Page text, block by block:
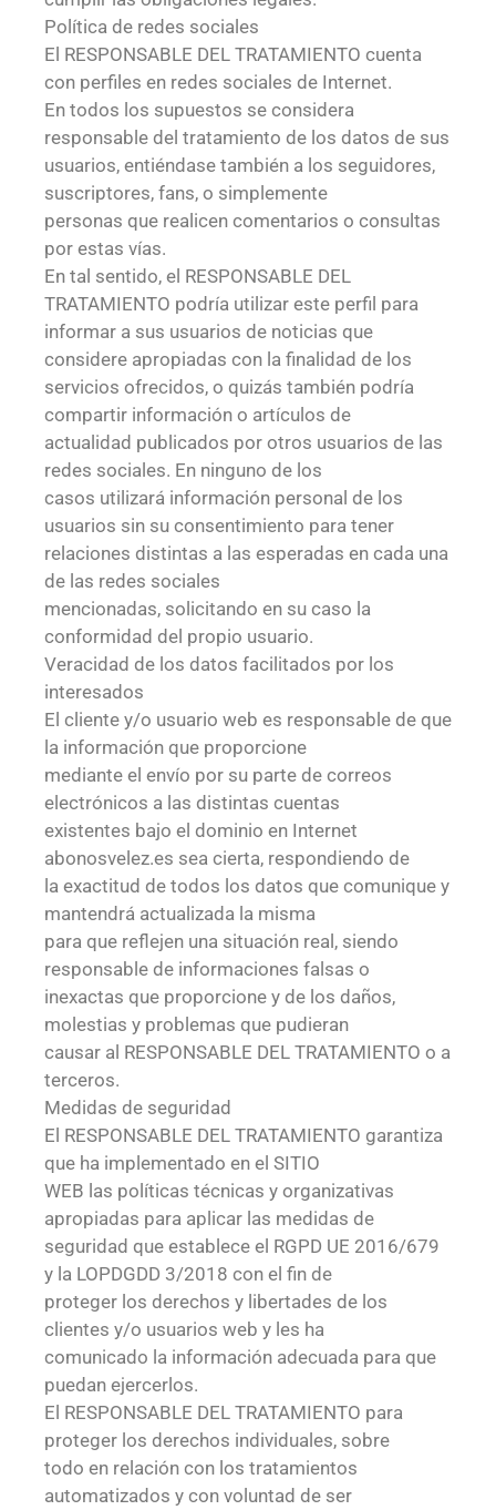
Política de redes sociales
El RESPONSABLE DEL TRATAMIENTO cuenta
con perfiles en redes sociales de Internet.
En todos los supuestos se considera
responsable del tratamiento de los datos de sus
usuarios, entiéndase también a los seguidores,
suscriptores, fans, o simplemente
personas que realicen comentarios o consultas
por estas vías.
En tal sentido, el RESPONSABLE DEL
TRATAMIENTO podría utilizar este perfil para
informar a sus usuarios de noticias que
considere apropiadas con la finalidad de los
servicios ofrecidos, o quizás también podría
compartir información o artículos de
actualidad publicados por otros usuarios de las
redes sociales. En ninguno de los
casos utilizará información personal de los
usuarios sin su consentimiento para tener
relaciones distintas a las esperadas en cada una
de las redes sociales
mencionadas, solicitando en su caso la
conformidad del propio usuario.
Veracidad de los datos facilitados por los
interesados
El cliente y/o usuario web es responsable de que
la información que proporcione
mediante el envío por su parte de correos
electrónicos a las distintas cuentas
existentes bajo el dominio en Internet
abonosvelez.es sea cierta, respondiendo de
la exactitud de todos los datos que comunique y
mantendrá actualizada la misma
para que reflejen una situación real, siendo
responsable de informaciones falsas o
inexactas que proporcione y de los daños,
molestias y problemas que pudieran
causar al RESPONSABLE DEL TRATAMIENTO o a
terceros.
Medidas de seguridad
El RESPONSABLE DEL TRATAMIENTO garantiza
que ha implementado en el SITIO
WEB las políticas técnicas y organizativas
apropiadas para aplicar las medidas de
seguridad que establece el RGPD UE 2016/679
y la LOPDGDD 3/2018 con el fin de
proteger los derechos y libertades de los
clientes y/o usuarios web y les ha
comunicado la información adecuada para que
puedan ejercerlos.
El RESPONSABLE DEL TRATAMIENTO para
proteger los derechos individuales, sobre
todo en relación con los tratamientos
automatizados y con voluntad de ser